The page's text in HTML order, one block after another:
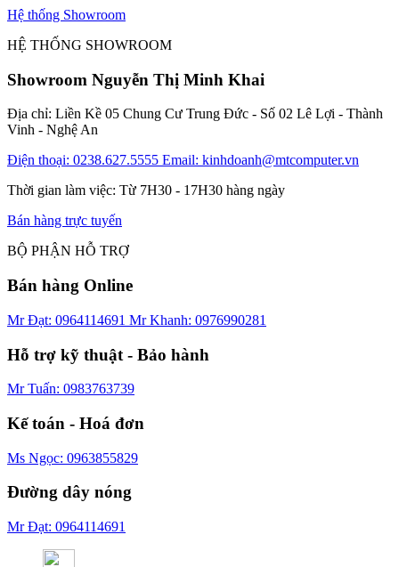
Hệ thống Showroom
HỆ THỐNG SHOWROOM
Showroom Nguyễn Thị Minh Khai
Địa chỉ: Liền Kề 05 Chung Cư Trung Đức - Số 02 Lê Lợi - Thành
Vinh - Nghệ An
Điện thoại: 0238.627.5555 Email: kinhdoanh@mtcomputer.vn
Thời gian làm việc: Từ 7H30 - 17H30 hàng ngày
Bán hàng trực tuyến
BỘ PHẬN HỖ TRỢ
Bán hàng Online
Mr Đạt: 0964114691 Mr Khanh: 0976990281
Hỗ trợ kỹ thuật - Bảo hành
Mr Tuấn: 0983763739
Kế toán - Hoá đơn
Ms Ngọc: 0963855829
Đường dây nóng
Mr Đạt: 0964114691